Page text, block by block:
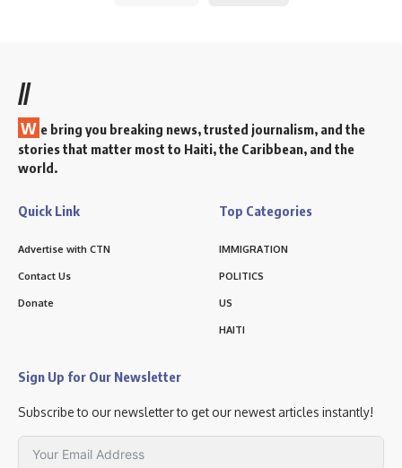
//
W e bring you breaking news, trusted journalism, and the
stories that matter most to Haiti, the Caribbean, and the
world.
Quick Link
Advertise with CTN
Contact Us
Donate
Top Categories
IMMIGRATION
POLITICS
US
HAITI
Sign Up for Our Newsletter
Subscribe to our newsletter to get our newest articles instantly!